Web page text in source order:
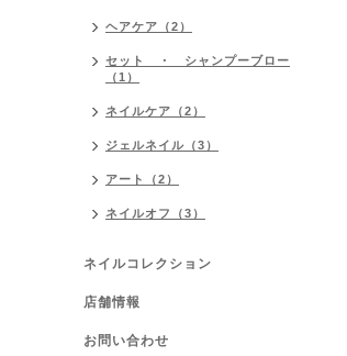
ヘアケア（2）
セット ・ シャンプーブロー
（1）
ネイルケア（2）
ジェルネイル（3）
アート（2）
ネイルオフ（3）
ネイルコレクション
店舗情報
お問い合わせ